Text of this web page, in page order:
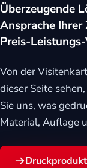
Überzeugende
Ansprache Ihrer
Preis-
Von der
dieser Seite
Sie uns, was
Material, Auflage